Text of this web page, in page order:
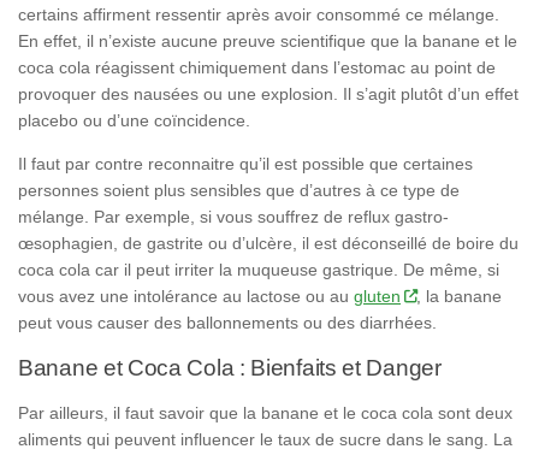
certains affirment ressentir après avoir consommé ce mélange.
En effet, il n’existe aucune preuve scientifique que la banane et le
coca cola réagissent chimiquement dans l’estomac au point de
provoquer des nausées ou une explosion. Il s’agit plutôt d’un effet
placebo ou d’une coïncidence.
Il faut par contre reconnaitre qu’il est possible que certaines
personnes soient plus sensibles que d’autres à ce type de
mélange. Par exemple, si vous souffrez de reflux gastro-
œsophagien, de gastrite ou d’ulcère, il est déconseillé de boire du
coca cola car il peut irriter la muqueuse gastrique. De même, si
vous avez une intolérance au lactose ou au gluten
, la banane
peut vous causer des ballonnements ou des diarrhées.
Banane et Coca Cola : Bienfaits et Danger
Par ailleurs, il faut savoir que la banane et le coca cola sont deux
aliments qui peuvent influencer le taux de sucre dans le sang. La